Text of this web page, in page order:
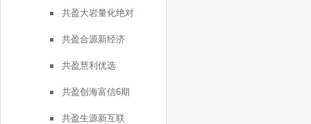
共盈大岩量化绝对
共盈合源新经济
共盈慧利优选
共盈创海富信6期
共盈生源新互联